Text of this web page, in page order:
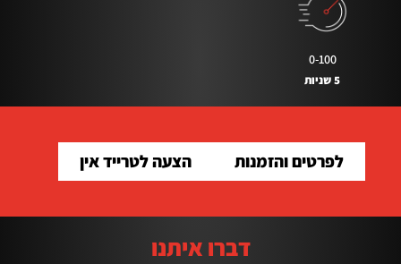
0-100
5 שניות
לפרטים והזמנות הצעה לטרייד אין
דברו איתנו